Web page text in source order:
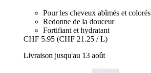
Pour les cheveux abîmés et colorés
Redonne de la douceur
Fortifiant et hydratant
CHF 5.95 (CHF 21.25 / L)
Livraison jusqu'au 13 août